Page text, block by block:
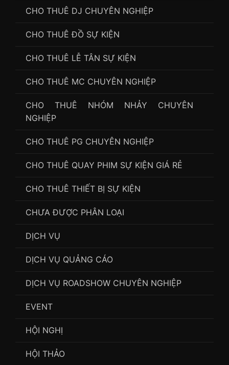
CHO THUÊ DJ CHUYÊN NGHIỆP
CHO THUÊ ĐỒ SỰ KIỆN
CHO THUÊ LỄ TÂN SỰ KIỆN
CHO THUÊ MC CHUYÊN NGHIỆP
CHO THUÊ NHÓM NHẢY CHUYÊN
NGHIỆP
CHO THUÊ PG CHUYÊN NGHIỆP
CHO THUÊ QUAY PHIM SỰ KIỆN GIÁ RẺ
CHO THUÊ THIẾT BỊ SỰ KIỆN
CHƯA ĐƯỢC PHÂN LOẠI
DỊCH VỤ
DỊCH VỤ QUẢNG CÁO
DỊCH VỤ ROADSHOW CHUYÊN NGHIỆP
EVENT
HỘI NGHỊ
HỘI THẢO